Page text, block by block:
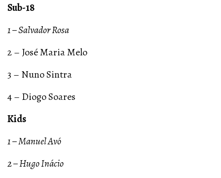
Sub-18
1 – Salvador Rosa
2 – José Maria Melo
3 – Nuno Sintra
4 – Diogo Soares
Kids
1 – Manuel Avó
2 – Hugo Inácio